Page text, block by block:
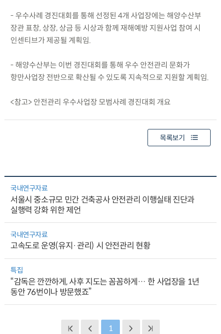
- 우수사례 경진대회를 통해 선정된 4개 사업장에는 해양수산부
장관 표창, 상장, 상금 등 시상과 함께 재해예방 지원사업 참여 시
인센티브가 제공될 계획임.
- 해양수산부는 이번 경진대회를 통해 우수 안전관리 문화가
항만사업장 전반으로 확산될 수 있도록 지속적으로 지원할 계획임.
<참고> 안전관리 우수사업장 모범사례 경진대회 개요
목록보기
국내연구자료
서울시 중소규모 민간 건축공사 안전관리 이행실태 진단과
실행력 강화 위한 제언
국내연구자료
고속도로 운영(유지·관리) 시 안전관리 현황
특집
“감독은 깐깐하게, 사후 지도는 꼼꼼하게… 한 사업장을 1년
동안 76번이나 방문했죠”
1